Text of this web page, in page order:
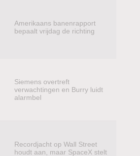
Amerikaans banenrapport
bepaalt vrijdag de richting
Siemens overtreft
verwachtingen en Burry luidt
alarmbel
Recordjacht op Wall Street
houdt aan, maar SpaceX stelt